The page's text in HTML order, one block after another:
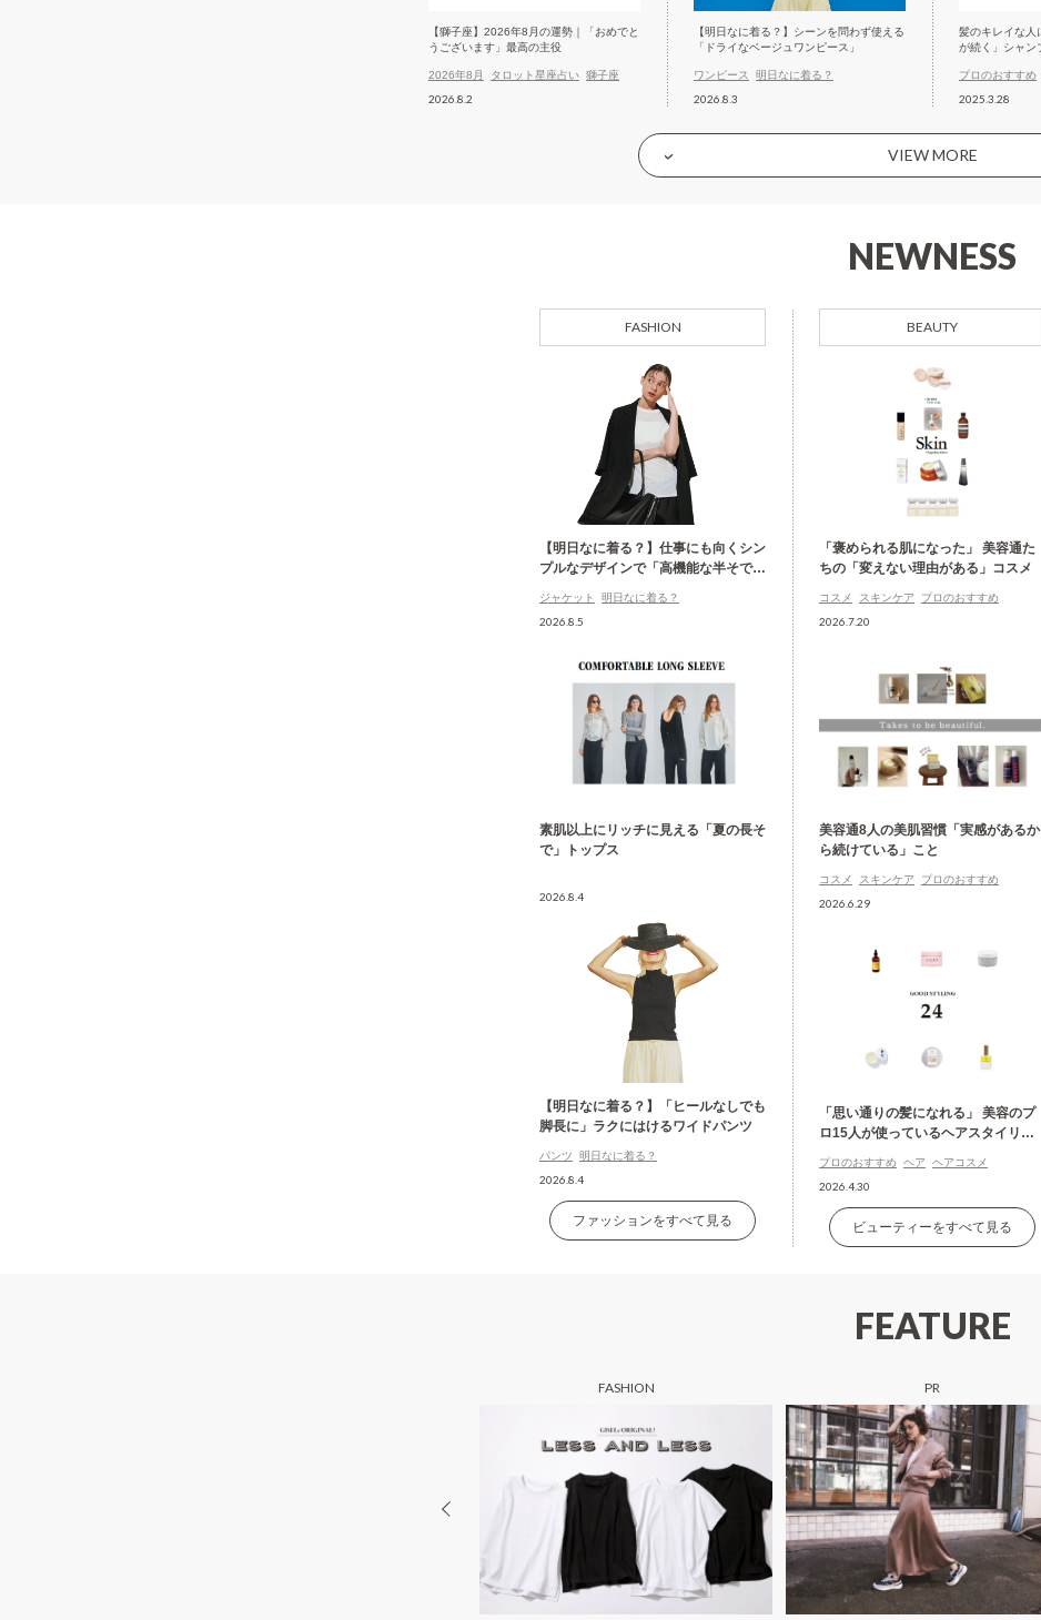
【獅子座】2026年8月の運勢｜「おめでと
うございます」最高の主役
2026年8月 タロット星座占い 獅子座
2026.8.2
【明日なに着る？】シーンを問わず使える
「ドライなベージュワンピース」
ワンピース 明日なに着る？
2026.8.3
髪のキレイな人
が続く」シャン
プロのおすすめ
2025.3.28
VIEW MORE
NEWNESS
FASHION
【明日なに着る？】仕事にも向くシン
プルなデザインで「高機能な半そでジ
ジャケット 明日なに着る？
2026.8.5
素肌以上にリッチに見える「夏の長そ
で」トップス
2026.8.4
【明日なに着る？】「ヒールなしでも
脚長に」ラクにはけるワイドパンツ
パンツ 明日なに着る？
2026.8.4
ファッションをすべて見る
BEAUTY
「褒められる肌になった」 美容通た
ちの「変えない理由がある」コスメ
コスメ スキンケア プロのおすすめ
2026.7.20
美容通8人の美肌習慣「実感があるか
ら続けている」こと
コスメ スキンケア プロのおすすめ
2026.6.29
「思い通りの髪になれる」 美容のプ
ロ15人が使っているヘアスタイリン
プロのおすすめ ヘア ヘアコスメ
2026.4.30
ビューティーをすべて見る
FEATURE
FASHION PR